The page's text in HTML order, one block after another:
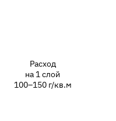
Расход
на 1 слой
100–150 г/кв.м